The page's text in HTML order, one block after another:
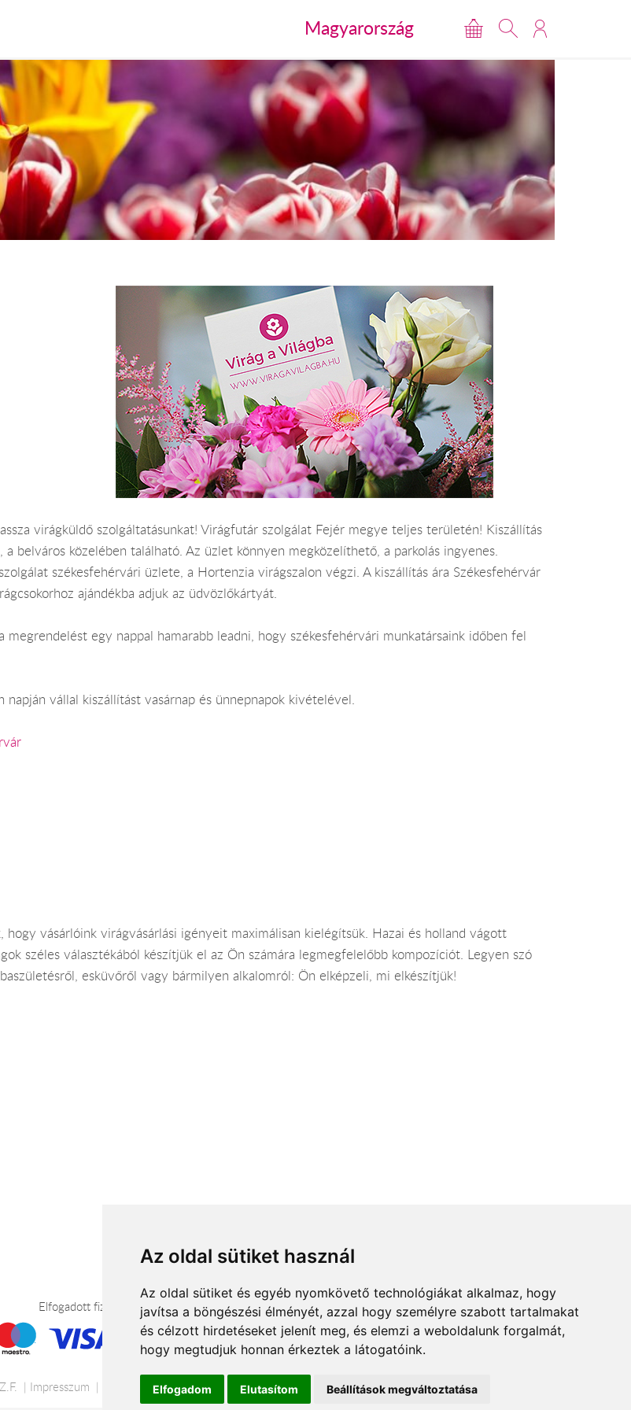
Az oldal sütiket használ
Az oldal sütiket és egyéb nyomkövető technológiákat alkalmaz, hogy
javítsa a böngészési élményét, azzal hogy személyre szabott tartalmakat
és célzott hirdetéseket jelenít meg, és elemzi a weboldalunk forgalmát,
hogy megtudjuk honnan érkeztek a látogatóink.
Elfogadom Elutasítom Beállítások megváltoztatása
Magyarország
virágküldő szolgáltatásunkat! Virágfutár szolgálat Fejér megye teljes területén! Kiszállítás
belváros közelében található. Az üzlet könnyen megközelíthető, a parkolás ingyenes.
székesfehérvári üzlete, a Hortenzia virágszalon végzi. A kiszállítás ára Székesfehérvár
ajándékba adjuk az üdvözlőkártyát.
egy nappal hamarabb leadni, hogy székesfehérvári munkatársaink időben fel
vállal kiszállítást vasárnap és ünnepnapok kivételével.
vásárlóink virágvásárlási igényeit maximálisan kielégítsük. Hazai és holland vágott
széles választékából készítjük el az Ön számára legmegfelelőbb kompozíciót. Legyen szó
esküvőről vagy bármilyen alkalomról: Ön elképzeli, mi elkészítjük!
Elfogadott fizetési módok
Impresszum Adatkezelési tájékoztató